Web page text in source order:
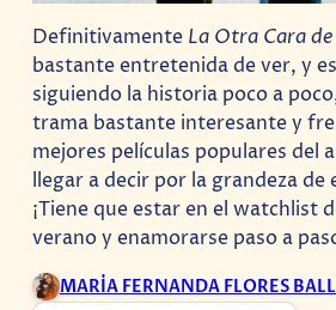
Definitivamente La Otra Cara
bastante entretenida de ver, y
siguiendo la historia poco a
trama bastante interesante y
mejores películas populares del
llegar a decir por la grandeza de
¡Tiene que estar en el watchlist
verano y enamorarse paso a
MARÍA FERNANDA FLORES